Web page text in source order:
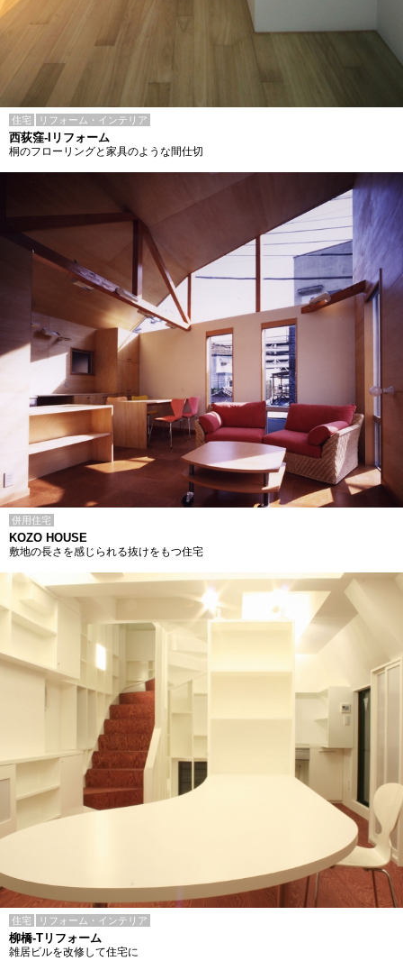
住宅 リフォーム・インテリア
西荻窪-Iリフォーム
桐のフローリングと家具のような間仕切
併用住宅
KOZO HOUSE
敷地の長さを感じられる抜けをもつ住宅
住宅 リフォーム・インテリア
柳橋-Tリフォーム
雑居ビルを改修して住宅に